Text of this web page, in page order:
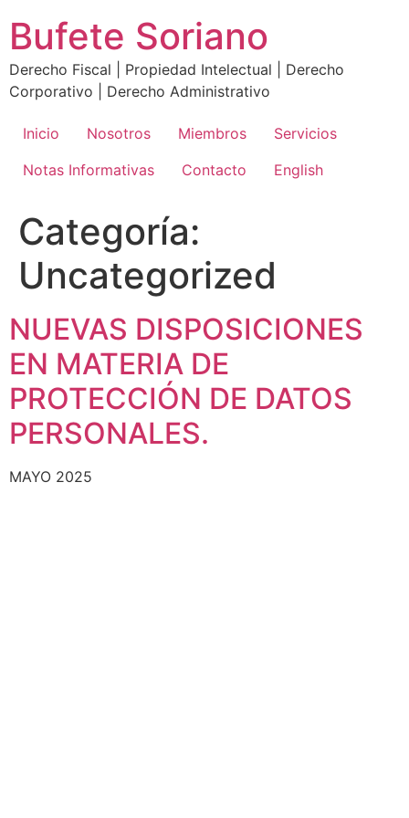
contenido
Bufete Soriano
Derecho Fiscal | Propiedad Intelectual | Derecho
Corporativo | Derecho Administrativo
Inicio Nosotros Miembros
Servicios
Notas Informativas
Contacto English
Categoría:
Uncategorized
NUEVAS DISPOSICIONES
EN MATERIA DE
PROTECCIÓN DE DATOS
PERSONALES.
MAYO 2025